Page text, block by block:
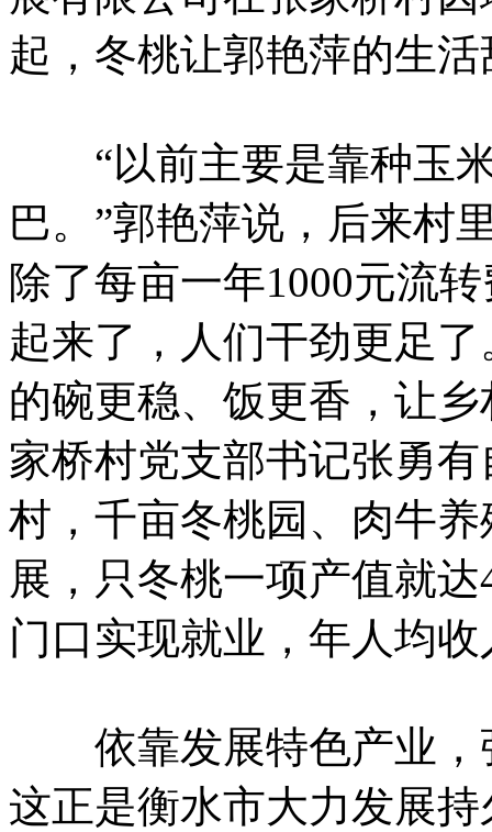
起，冬桃让郭艳萍的生
“以前主要是靠种玉米
巴。”郭艳萍说，后来村
除了每亩一年1000元流
起来了，人们干劲更足了
的碗更稳、饭更香，让
家桥村党支部书记张勇
村，千亩冬桃园、肉牛
展，只冬桃一项产值就
门口实现就业，年人均
依靠发展特色产业，
这正是衡水市大力发展